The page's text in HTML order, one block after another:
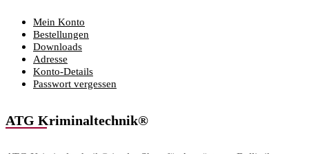
Mein Konto
Bestellungen
Downloads
Adresse
Konto-Details
Passwort vergessen
ATG Kriminaltechnik®